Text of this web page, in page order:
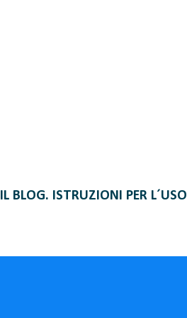
IL BLOG. ISTRUZIONI PER L´USO